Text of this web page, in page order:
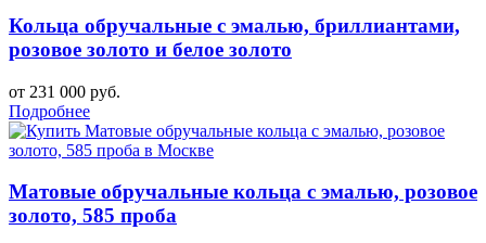
Кольца обручальные с эмалью, бриллиантами,
розовое золото и белое золото
от 231 000 руб.
Подробнее
Матовые обручальные кольца с эмалью, розовое
золото, 585 проба